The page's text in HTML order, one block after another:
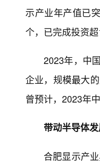
示产业年产值已
个，已完成投资
2023年，中
企业，规模最大
曾预计，2023年
带动半导体
合肥显示产